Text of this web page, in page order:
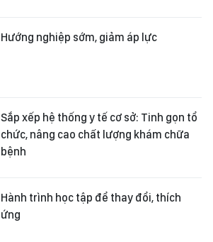
Hướng nghiệp sớm, giảm áp lực
Sắp xếp hệ thống y tế cơ sở: Tinh gọn tổ
chức, nâng cao chất lượng khám chữa
bệnh
Hành trình học tập để thay đổi, thích
ứng